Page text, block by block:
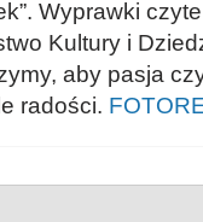
Wyprawki
Kultury i
aby pasja
radości.